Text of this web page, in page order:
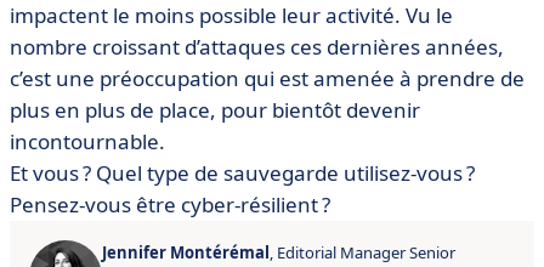
impactent le moins possible leur activité. Vu le
nombre croissant d’attaques ces dernières années,
c’est une préoccupation qui est amenée à prendre de
plus en plus de place, pour bientôt devenir
incontournable.
Et vous ? Quel type de sauvegarde utilisez-vous ?
Pensez-vous être cyber-résilient ?
Jennifer Montérémal, Editorial Manager Senior